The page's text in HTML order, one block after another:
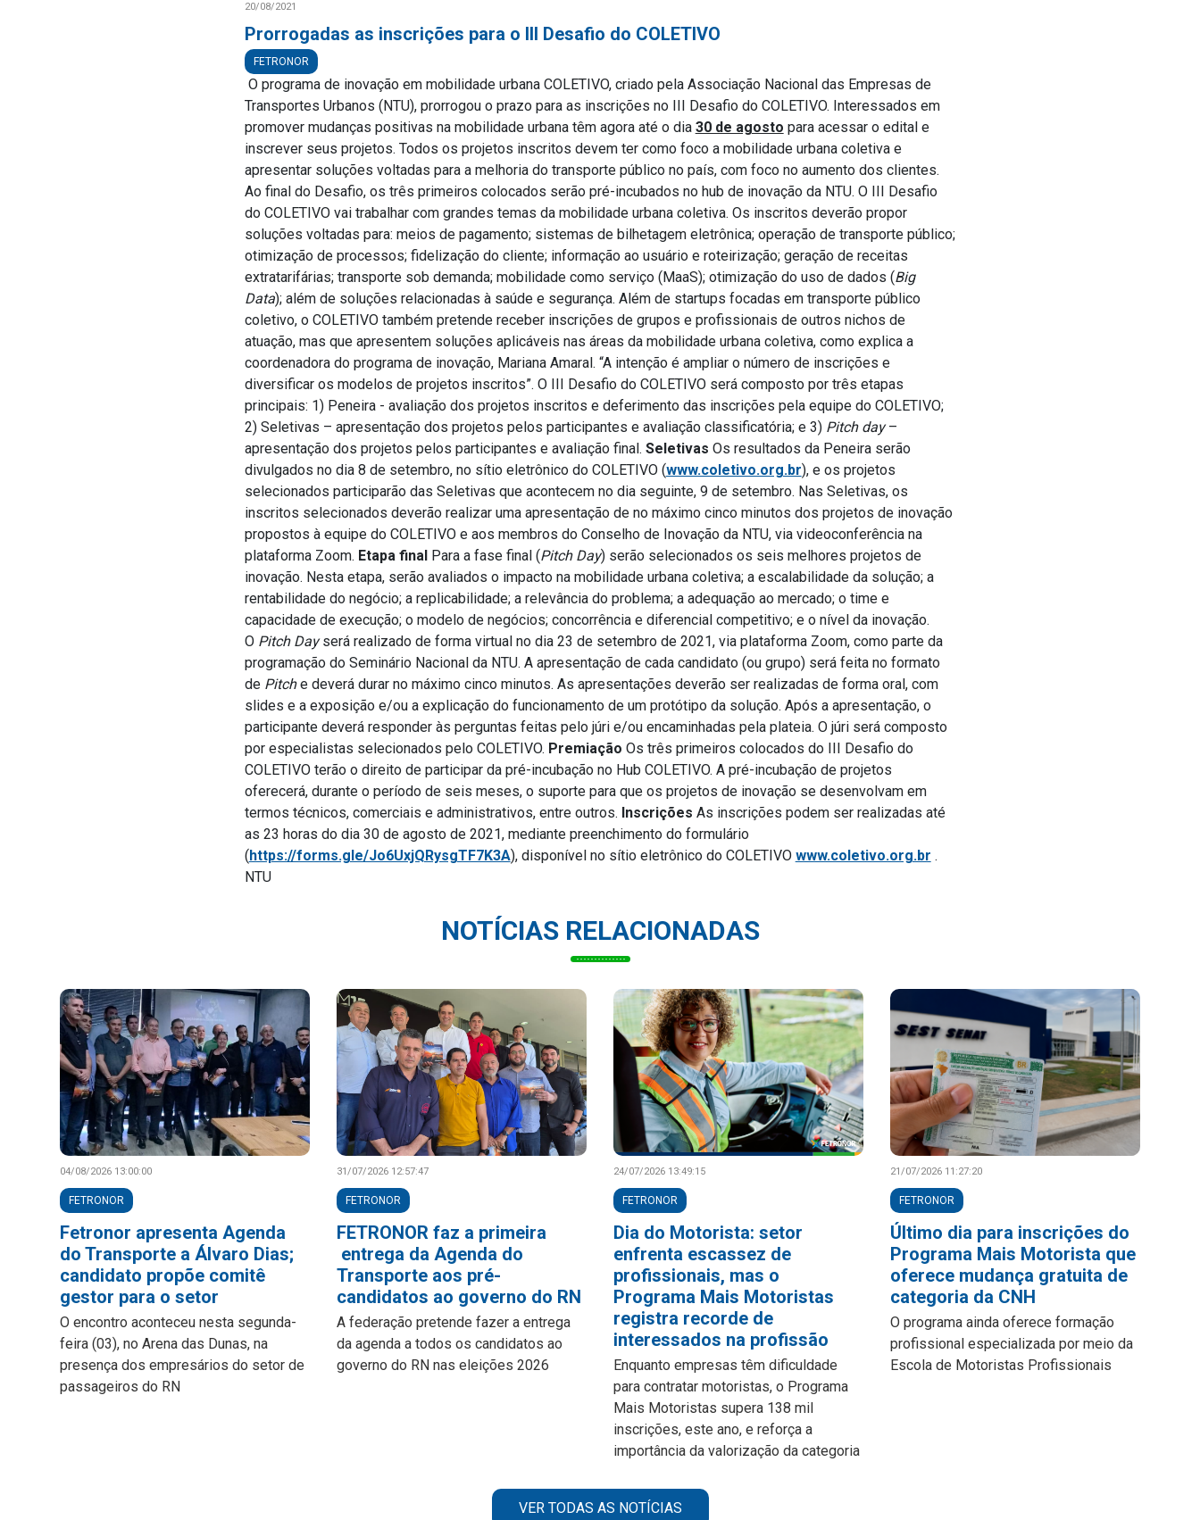
20/08/2021
Prorrogadas as inscrições para o III Desafio do COLETIVO
FETRONOR
O programa de inovação em mobilidade urbana COLETIVO, criado pela Associação Nacional das Empresas de
Transportes Urbanos (NTU), prorrogou o prazo para as inscrições no III Desafio do COLETIVO. Interessados em
promover mudanças positivas na mobilidade urbana têm agora até o dia 30 de agosto para acessar o edital e
inscrever seus projetos. Todos os projetos inscritos devem ter como foco a mobilidade urbana coletiva e
apresentar soluções voltadas para a melhoria do transporte público no país, com foco no aumento dos clientes.
Ao final do Desafio, os três primeiros colocados serão pré-incubados no hub de inovação da NTU. O III Desafio
do COLETIVO vai trabalhar com grandes temas da mobilidade urbana coletiva. Os inscritos deverão propor
soluções voltadas para: meios de pagamento; sistemas de bilhetagem eletrônica; operação de transporte público;
otimização de processos; fidelização do cliente; informação ao usuário e roteirização; geração de receitas
extratarifárias; transporte sob demanda; mobilidade como serviço (MaaS); otimização do uso de dados (Big
Data); além de soluções relacionadas à saúde e segurança. Além de startups focadas em transporte público
coletivo, o COLETIVO também pretende receber inscrições de grupos e profissionais de outros nichos de
atuação, mas que apresentem soluções aplicáveis nas áreas da mobilidade urbana coletiva, como explica a
coordenadora do programa de inovação, Mariana Amaral. “A intenção é ampliar o número de inscrições e
diversificar os modelos de projetos inscritos”. O III Desafio do COLETIVO será composto por três etapas
principais: 1) Peneira - avaliação dos projetos inscritos e deferimento das inscrições pela equipe do COLETIVO;
2) Seletivas – apresentação dos projetos pelos participantes e avaliação classificatória; e 3) Pitch day–
apresentação dos projetos pelos participantes e avaliação final. Seletivas Os resultados da Peneira serão
divulgados no dia 8 de setembro, no sítio eletrônico do COLETIVO (www.coletivo.org.br), e os projetos
selecionados participarão das Seletivas que acontecem no dia seguinte, 9 de setembro. Nas Seletivas, os
inscritos selecionados deverão realizar uma apresentação de no máximo cinco minutos dos projetos de inovação
propostos à equipe do COLETIVO e aos membros do Conselho de Inovação da NTU, via videoconferência na
plataforma Zoom. Etapa finalPara a fase final (Pitch Day) serão selecionados os seis melhores projetos de
inovação. Nesta etapa, serão avaliados o impacto na mobilidade urbana coletiva; a escalabilidade da solução; a
rentabilidade do negócio; a replicabilidade; a relevância do problema; a adequação ao mercado; o time e
capacidade de execução; o modelo de negócios; concorrência e diferencial competitivo; e o nível da inovação.
O Pitch Dayserá realizado de forma virtual no dia 23 de setembro de 2021, via plataforma Zoom, como parte da
programação do Seminário Nacional da NTU. A apresentação de cada candidato (ou grupo) será feita no formato
de Pitche deverá durar no máximo cinco minutos. As apresentações deverão ser realizadas de forma oral, com
slides e a exposição e/ou a explicação do funcionamento de um protótipo da solução. Após a apresentação, o
participante deverá responder às perguntas feitas pelo júri e/ou encaminhadas pela plateia. O júri será composto
por especialistas selecionados pelo COLETIVO. Premiação Os três primeiros colocados do III Desafio do
COLETIVO terão o direito de participar da pré-incubação no Hub COLETIVO. A pré-incubação de projetos
oferecerá, durante o período de seis meses, o suporte para que os projetos de inovação se desenvolvam em
termos técnicos, comerciais e administrativos, entre outros. Inscrições As inscrições podem ser realizadas até
as 23 horas do dia 30 de agosto de 2021, mediante preenchimento do formulário
(https://forms.gle/Jo6UxjQRysgTF7K3A), disponível no sítio eletrônico do COLETIVO www.coletivo.org.br .
NTU
NOTÍCIAS RELACIONADAS
04/08/2026 13:00:00
FETRONOR
Fetronor apresenta Agenda
do Transporte a Álvaro Dias;
candidato propõe comitê
gestor para o setor
O encontro aconteceu nesta segunda-
feira (03), no Arena das Dunas, na
presença dos empresários do setor de
passageiros do RN
31/07/2026 12:57:47
FETRONOR
FETRONOR faz a primeira
entrega da Agenda do
Transporte aos pré-
candidatos ao governo do RN
A federação pretende fazer a entrega
da agenda a todos os candidatos ao
governo do RN nas eleições 2026
24/07/2026 13:49:15
FETRONOR
Dia do Motorista: setor
enfrenta escassez de
profissionais, mas o
Programa Mais Motoristas
registra recorde de
interessados na profissão
Enquanto empresas têm dificuldade
para contratar motoristas, o Programa
Mais Motoristas supera 138 mil
inscrições, este ano, e reforça a
importância da valorização da categoria
21/07/2026 11:27:20
FETRONOR
Último dia para inscrições do
Programa Mais Motorista que
oferece mudança gratuita de
categoria da CNH
O programa ainda oferece formação
profissional especializada por meio da
Escola de Motoristas Profissionais
VER TODAS AS NOTÍCIAS